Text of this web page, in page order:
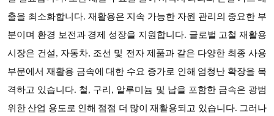
출을 최소화합니다. 재활용은 지속 가능한 자원 관리의 중요한 부
분이며 환경 보전과 경제 성장을 지원합니다. 글로벌 고철 재활용
시장은 건설, 자동차, 조선 및 전자 제품과 같은 다양한 최종 사용
부문에서 재활용 금속에 대한 수요 증가로 인해 엄청난 확장을 목
격하고 있습니다. 철, 구리, 알루미늄 및 납을 포함한 금속은 광범
위한 산업 용도로 인해 점점 더 많이 재활용되고 있습니다. 그러나